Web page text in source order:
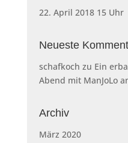
22. April 2018 15 Uhr
Neueste
schafkoch zu Ein
Abend mit ManJoLo
Archiv
März 2020